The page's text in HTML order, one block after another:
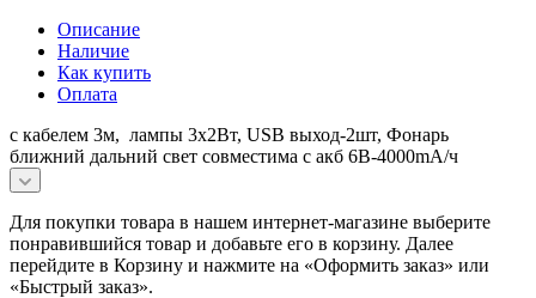
Описание
Наличие
Как купить
Оплата
с кабелем 3м, лампы 3х2Вт, USB выход-2шт, Фонарь
ближний дальний свет совместима с акб 6В-4000mА/ч
Для покупки товара в нашем интернет-магазине выберите
понравившийся товар и добавьте его в корзину. Далее
перейдите в Корзину и нажмите на «Оформить заказ» или
«Быстрый заказ».